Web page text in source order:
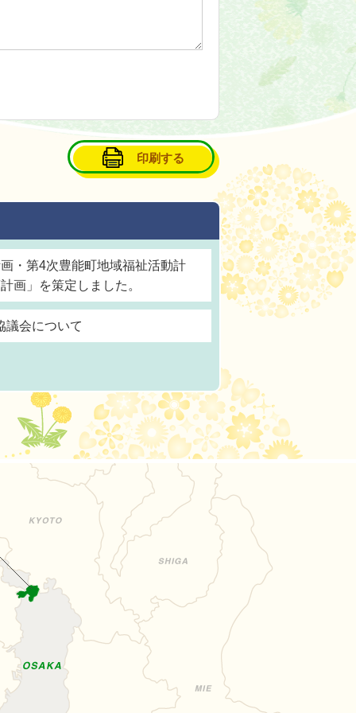
印刷する
・第4次豊能町地域福祉活動計
画」を策定しました。
議会について